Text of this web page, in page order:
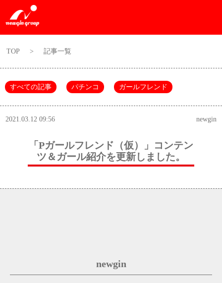
TOP > 記事一覧
すべての記事 パチンコ ガールフレンド
2021.03.12 09:56 newgin
「Pガールフレンド（仮）」コンテン
ツ＆ガール紹介を更新しました。
newgin